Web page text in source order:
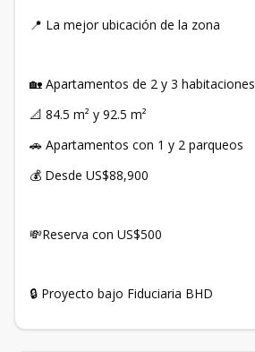
📍 La mejor ubicación de la zona
🏡 Apartamentos de 2 y 3 habitaciones
📐 84.5 m² y 92.5 m²
🚗 Apartamentos con 1 y 2 parqueos
💰 Desde US$88,900
💸Reserva con US$500
🔒 Proyecto bajo Fiduciaria BHD